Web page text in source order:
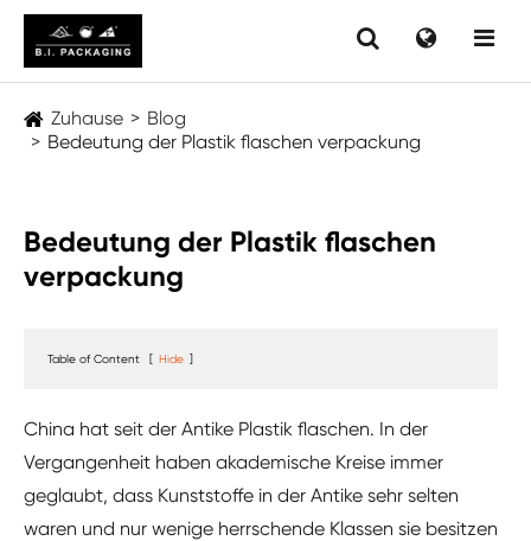
Zuhause
Blog
Bedeutung der Plastik flaschen verpackung
Bedeutung der Plastik flaschen
verpackung
Table of Content [ Hide ]
China hat seit der Antike Plastik flaschen. In der
Vergangenheit haben akademische Kreise immer
geglaubt, dass Kunststoffe in der Antike sehr selten
waren und nur wenige herrschende Klassen sie besitzen